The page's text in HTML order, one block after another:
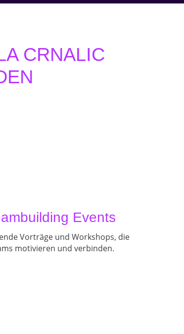
CRNALIC
Events
Vorträge und Workshops, die
motivieren und verbinden.